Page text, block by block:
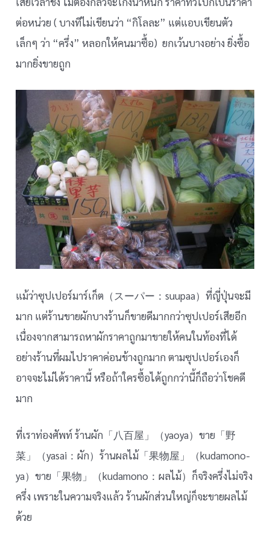
ต่อหน่วย ( บางทีไม่เขียนว่า “กิโลละ” แต่แอบเขียนตัว
เล็กๆ ว่า “ครึ่ง” หลอกให้คนมาซื้อ) ยกเว้นบางอย่าง ยิ่งซื้อ
มากยิ่งขายถูก
แม้ว่าซุปเปอร์มาร์เก็ต（スーパー：suupaa）ที่ญี่ปุ่นจะมี
มาก แต่ร้านขายผักบางร้านก็ขายดีมากกว่าซุปเปอร์เสียอีก
เนื่องจากสามารถหาผักราคาถูกมาขายให้คนในท้องที่ได้
อย่างร้านที่ผมไปราคาค่อนข้างถูกมาก ตามซุปเปอร์เองก็
อาจจะไม่ได้ราคานี้ หรือถ้าใครซื้อได้ถูกกว่านี้ก็ถือว่าโชคดี
มาก
ที่เราท่องศัพท์ ร้านผัก「八百屋」（yaoya）ขาย「野
菜」（yasai：ผัก）ร้านผลไม้「果物屋」（kudamono-
ya）ขาย「果物」（kudamono：ผลไม้）ก็จริงครึ่งไม่จริง
ครึ่ง เพราะในความจริงแล้ว ร้านผักส่วนใหญ่ก็จะขายผลไม้
ด้วย